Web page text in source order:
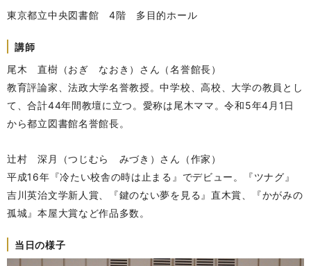
東京都立中央図書館 4階 多目的ホール
講師
尾木 直樹（おぎ なおき）さん（名誉館長）
教育評論家、法政大学名誉教授。中学校、高校、大学の教員とし
て、合計44年間教壇に立つ。愛称は尾木ママ。令和5年4月1日
から都立図書館名誉館長。
辻村 深月（つじむら みづき）さん（作家）
平成16年『冷たい校舎の時は止まる』でデビュー。『ツナグ』
吉川英治文学新人賞、『鍵のない夢を見る』直木賞、『かがみの
孤城』本屋大賞など作品多数。
当日の様子